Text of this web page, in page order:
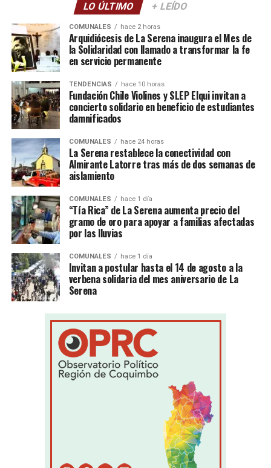
LO ÚLTIMO + LEÍDO
COMUNALES hace 2 horas
Arquidiócesis de La Serena inaugura el Mes de
la Solidaridad con llamado a transformar la fe
en servicio permanente
TENDENCIAS hace 10 horas
Fundación Chile Violines y SLEP Elqui invitan a
concierto solidario en beneficio de estudiantes
damnificados
COMUNALES hace 24 horas
La Serena restablece la conectividad con
Almirante Latorre tras más de dos semanas de
aislamiento
COMUNALES hace 1 día
“Tía Rica” de La Serena aumenta precio del
gramo de oro para apoyar a familias afectadas
por las lluvias
COMUNALES hace 1 día
Invitan a postular hasta el 14 de agosto a la
verbena solidaria del mes aniversario de La
Serena